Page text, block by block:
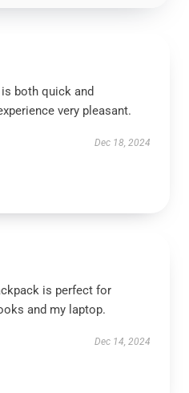
both quick and
very pleasant.
Dec 18, 2024
is perfect for
and my laptop.
Dec 14, 2024